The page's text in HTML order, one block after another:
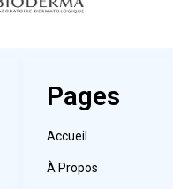
Pages
Accueil
À Propos